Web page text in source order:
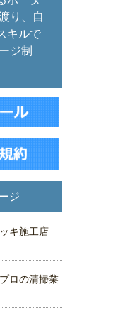
り、自
キルで
ジ制
ジ
キ施工店
ロの清掃業